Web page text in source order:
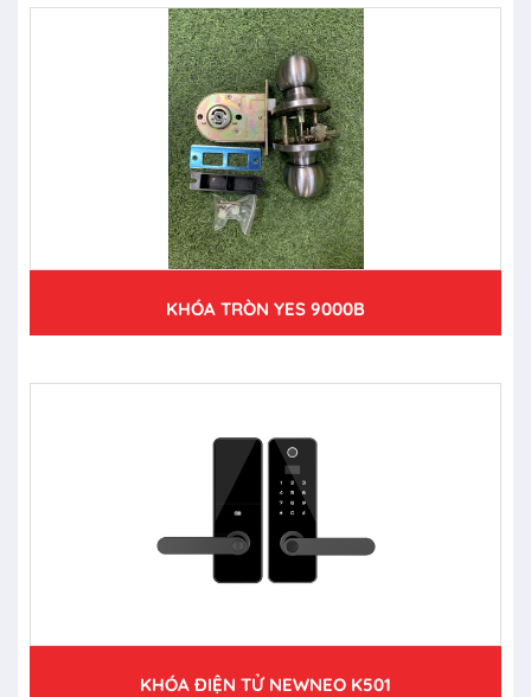
KHÓA TRÒN YES 9000B
KHÓA ĐIỆN TỬ NEWNEO K501